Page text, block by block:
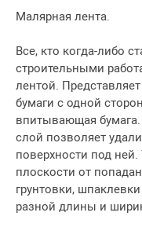
Малярная лента.
Все, кто когда-либо
строительными
лентой.
бумаги с одной
впитывающая бумага.
слой позволяет
поверхности под
плоскости от
грунтовки,
разной длины и